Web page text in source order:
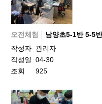
오전체험
남양초5-1반 5-5반
작성자 관리자
작성일
04-30
조회
925